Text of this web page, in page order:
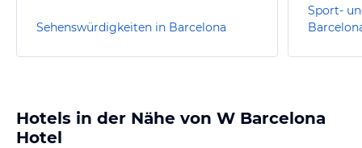
Sehenswürdigkeiten in Barcelona
Sport-
Hotels in der Nähe von W Barcelona
Hotel